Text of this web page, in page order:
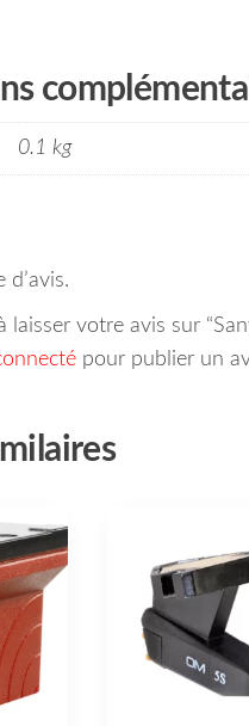
0.1 kg
d’avis.
laisser votre avis sur
pour publier un